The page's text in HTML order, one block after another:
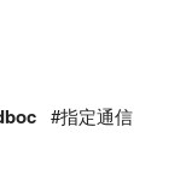
#指定通信